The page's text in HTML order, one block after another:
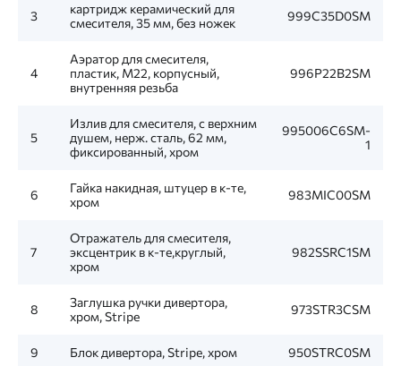
3
картридж керамический для
смесителя, 35 мм, без ножек
999C35D0SM
4
Аэратор для смесителя,
пластик, M22, корпусный,
внутренняя резьба
996P22B2SM
5
Излив для смесителя, c верхним
душем, нерж. сталь, 62 мм,
фиксированный, хром
995006C6SM-
1
6
Гайка накидная, штуцер в к-те,
хром
983MIC00SM
7
Отражатель для смесителя,
эксцентрик в к-те,круглый,
хром
982SSRC1SM
8
Заглушка ручки дивертора,
хром, Stripe
973STR3CSM
9 Блок дивертора, Stripe, хром 950STRC0SM